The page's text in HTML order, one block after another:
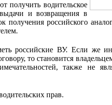
получить водительское
и возвращения в
получения российского
российские ВУ. Если же
то становится
также не
прав.